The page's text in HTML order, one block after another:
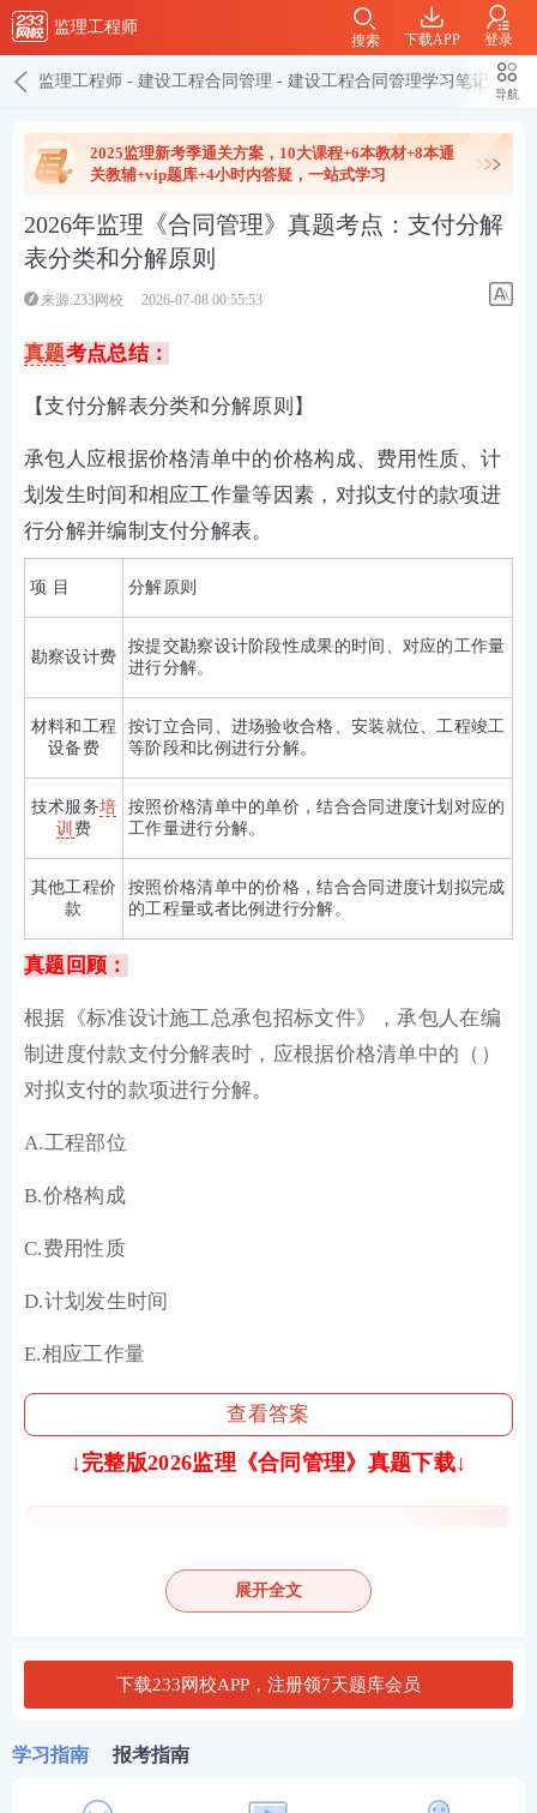
监理工程师
下载APP 登录
搜索
监理工程师 - 建设工程合同管理 - 建设工程合同管理学习笔记
导航
2025监理新考季通关方案，10大课程+6本教材+8本通
关教辅+vip题库+4小时内答疑，一站式学习
2026年监理《合同管理》真题考点：支付分解
表分类和分解原则
来源:233网校 2026-07-08 00:55:53
真题考点总结：
【支付分解表分类和分解原则】
承包人应根据价格清单中的价格构成、费用性质、计
划发生时间和相应工作量等因素，对拟支付的款项进
行分解并编制支付分解表。
项 目 分解原则
勘察设计费
按提交勘察设计阶段性成果的时间、对应的工作量
进行分解。
材料和工程
设备费
按订立合同、进场验收合格、安装就位、工程竣工
等阶段和比例进行分解。
技术服务培
训 费
按照价格清单中的单价，结合合同进度计划对应的
工作量进行分解。
其他工程价
款
按照价格清单中的价格，结合合同进度计划拟完成
的工程量或者比例进行分解。
真题回顾：
根据《标准设计施工总承包招标文件》，承包人在编
制进度付款支付分解表时，应根据价格清单中的（）
对拟支付的款项进行分解。
A.工程部位
B.价格构成
C.费用性质
D.计划发生时间
E.相应工作量
查看答案
↓完整版2026监理《合同管理》真题下载↓
展开全文
下载233网校APP，注册领7天题库会员
学习指南 报考指南